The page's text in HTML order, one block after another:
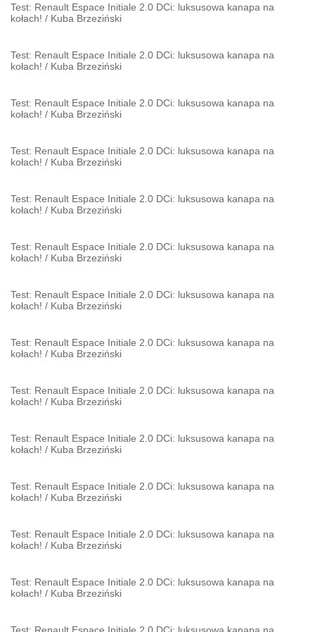
Test: Renault Espace Initiale 2.0 DCi: luksusowa kanapa na
kołach! / Kuba Brzeziński
Test: Renault Espace Initiale 2.0 DCi: luksusowa kanapa na
kołach! / Kuba Brzeziński
Test: Renault Espace Initiale 2.0 DCi: luksusowa kanapa na
kołach! / Kuba Brzeziński
Test: Renault Espace Initiale 2.0 DCi: luksusowa kanapa na
kołach! / Kuba Brzeziński
Test: Renault Espace Initiale 2.0 DCi: luksusowa kanapa na
kołach! / Kuba Brzeziński
Test: Renault Espace Initiale 2.0 DCi: luksusowa kanapa na
kołach! / Kuba Brzeziński
Test: Renault Espace Initiale 2.0 DCi: luksusowa kanapa na
kołach! / Kuba Brzeziński
Test: Renault Espace Initiale 2.0 DCi: luksusowa kanapa na
kołach! / Kuba Brzeziński
Test: Renault Espace Initiale 2.0 DCi: luksusowa kanapa na
kołach! / Kuba Brzeziński
Test: Renault Espace Initiale 2.0 DCi: luksusowa kanapa na
kołach! / Kuba Brzeziński
Test: Renault Espace Initiale 2.0 DCi: luksusowa kanapa na
kołach! / Kuba Brzeziński
Test: Renault Espace Initiale 2.0 DCi: luksusowa kanapa na
kołach! / Kuba Brzeziński
Test: Renault Espace Initiale 2.0 DCi: luksusowa kanapa na
kołach! / Kuba Brzeziński